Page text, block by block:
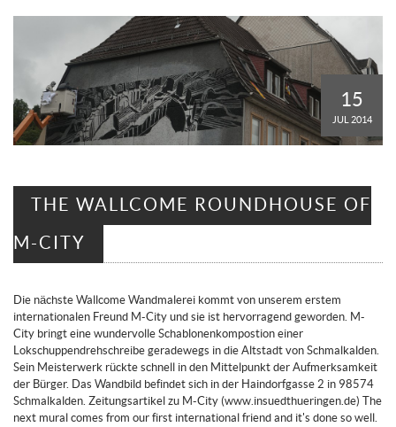
15
JUL 2014
THE WALLCOME ROUNDHOUSE OF
M-CITY
Die nächste Wallcome Wandmalerei kommt von unserem erstem
internationalen Freund M-City und sie ist hervorragend geworden. M-
City bringt eine wundervolle Schablonenkompostion einer
Lokschuppendrehschreibe geradewegs in die Altstadt von Schmalkalden.
Sein Meisterwerk rückte schnell in den Mittelpunkt der Aufmerksamkeit
der Bürger. Das Wandbild befindet sich in der Haindorfgasse 2 in 98574
Schmalkalden. Zeitungsartikel zu M-City (www.insuedthueringen.de) The
next mural comes from our first international friend and it's done so well.